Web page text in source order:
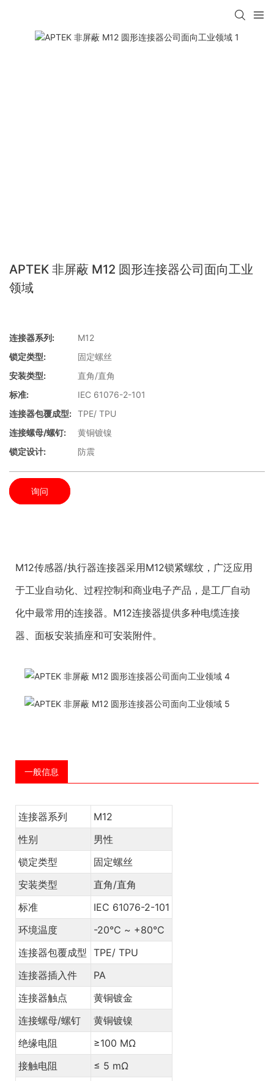
APTEK 非屏蔽 M12 圆形连接器公司面向工业
领域
连接器系列:
M12
锁定类型:
固定螺丝
安装类型:
直角/直角
标准:
IEC 61076-2-101
连接器包覆成型: TPE/ TPU
连接螺母/螺钉:
黄铜镀镍
锁定设计:
防震
询问
M12传感器/执行器连接器采用M12锁紧螺纹，广泛应用
于工业自动化、过程控制和商业电子产品，是工厂自动
化中最常用的连接器。M12连接器提供多种电缆连接
器、面板安装插座和可安装附件。
一般信息
连接器系列
M12
性别
男性
锁定类型
固定螺丝
安装类型
直角/直角
标准
IEC 61076-2-101
环境温度
-20℃ ~ +80℃
连接器包覆成型 TPE/ TPU
连接器插入件
PA
连接器触点
黄铜镀金
连接螺母/螺钉
黄铜镀镍
绝缘电阻
≥100 MΩ
接触电阻
≤ 5 mΩ